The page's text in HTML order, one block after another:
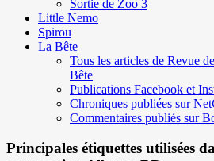
Sortie de Zoo 3
Little Nemo
Spirou
La Bête
Tous les articles de Revue
Bête
Publications Facebook et
Chroniques publiées sur
Commentaires publiés sur
Principales étiquettes utilisées